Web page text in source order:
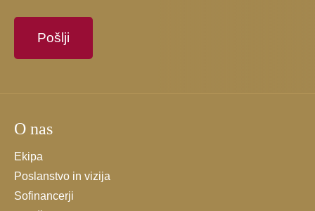
strinjate
*
O nas
Ekipa
Poslanstvo in vizija
Sofinancerji